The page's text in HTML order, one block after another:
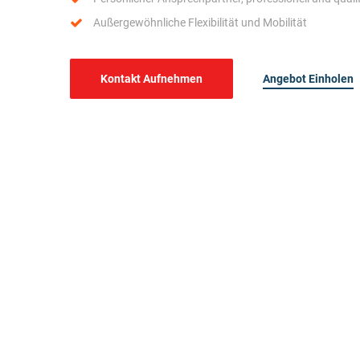
Außergewöhnliche Flexibilität und Mobilität
Kontakt Aufnehmen Angebot Einholen